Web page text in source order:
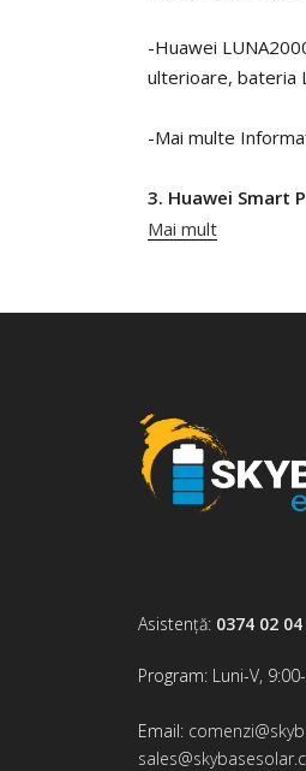
-Huawei
ulterioare, bateria
-Mai multe
3. Huawei Smart
Mai mult
Asistență: 0374 02
Program: Luni-V,
Email: